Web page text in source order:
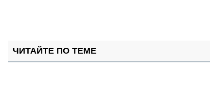
ЧИТАЙТЕ ПО ТЕМЕ